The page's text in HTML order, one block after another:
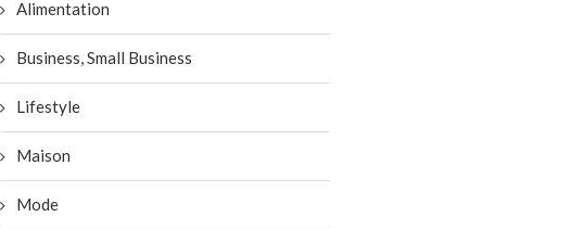
Alimentation
Business, Small Business
Lifestyle
Maison
Mode